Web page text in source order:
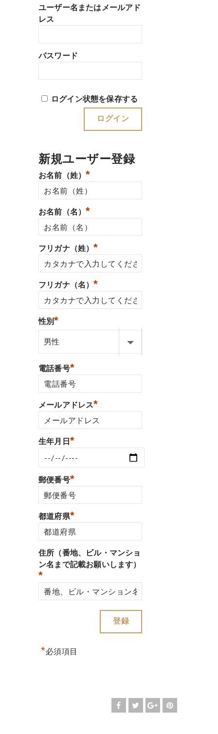
ユーザー名またはメールアド
レス
パスワード
ログイン状態を保存する
新規ユーザー登録
お名前（姓）*
お名前（名）*
フリガナ（姓）*
フリガナ（名）*
性別*
電話番号*
メールアドレス*
生年月日 *
郵便番号*
都道府県*
住所（番地、ビル・マンショ
ン名まで記載お願いします）
*
*必須項目